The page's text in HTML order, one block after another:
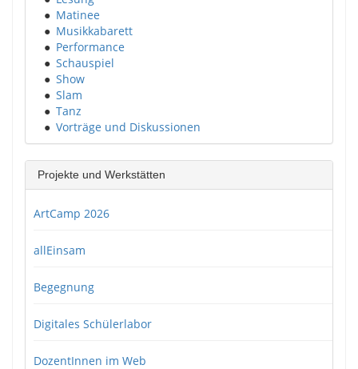
● Matinee
● Musikkabarett
● Performance
● Schauspiel
● Show
● Slam
● Tanz
● Vorträge und Diskussionen
Projekte und Werkstätten
ArtCamp 2026
allEinsam
Begegnung
Digitales Schülerlabor
DozentInnen im Web